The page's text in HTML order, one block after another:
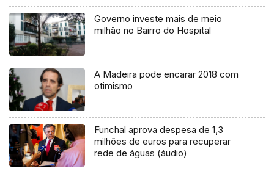
Governo investe mais de meio
milhão no Bairro do Hospital
A Madeira pode encarar 2018 com
otimismo
Funchal aprova despesa de 1,3
milhões de euros para recuperar
rede de águas (áudio)